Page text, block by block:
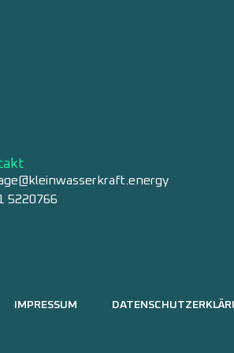
5220766
IMPRESSUM